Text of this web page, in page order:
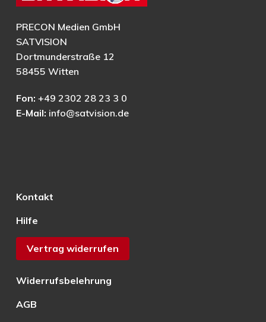
PRECON Medien GmbH
SATVISION
Dortmunderstraße 12
58455 Witten
Fon: +49 2302 28 23 3 0
E-Mail: info@satvision.de
Kontakt
Hilfe
Vertrag widerrufen
Widerrufsbelehrung
AGB